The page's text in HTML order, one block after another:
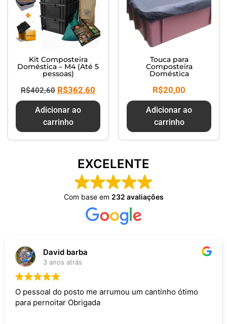
Kit Composteira
Doméstica – M4 (Até 5
pessoas)
R$402,60 R$362,60
Adicionar ao
carrinho
Touca para
Composteira
Doméstica
R$20,00
Adicionar ao
carrinho
EXCELENTE
Com base em 232 avaliações
David barba
3 anos atrás
O pessoal do posto me arrumou um cantinho ótimo
para pernoitar Obrigada